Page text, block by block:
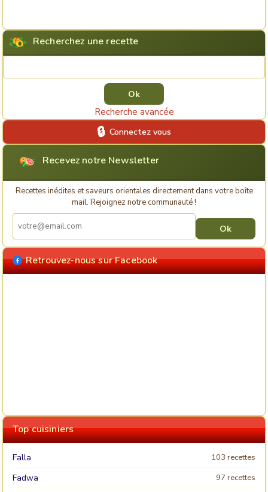
Recherchez une recette
Recherche avancée
Connectez vous
Recevez notre Newsletter
Recettes inédites et saveurs orientales directement dans votre boîte
mail. Rejoignez notre communauté !
Retrouvez-nous sur Facebook
Top cuisiniers
Falla 103 recettes
Fadwa 97 recettes